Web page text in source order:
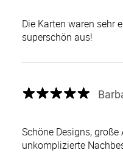
Die Karten waren sehr
superschön aus!
Schöne Designs,
unkomplizierte